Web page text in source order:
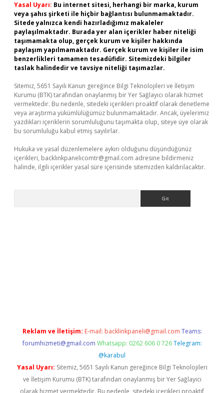
Yasal Uyarı: Bu internet sitesi, herhangi bir marka, kurum
veya şahıs şirketi ile hiçbir bağlantısı bulunmamaktadır.
Sitede yalnızca kendi hazırladığımız makaleler
paylaşılmaktadır. Burada yer alan içerikler haber niteliği
taşımamakta olup, gerçek kurum ve kişiler hakkında
paylaşım yapılmamaktadır. Gerçek kurum ve kişiler ile isim
benzerlikleri tamamen tesadüfidir. Sitemizdeki bilgiler
taslak halindedir ve tavsiye niteliği taşımazlar.
Sitemiz, 5651 Sayılı Kanun gereğince Bilgi Teknolojileri ve İletişim
Kurumu (BTK) tarafından onaylanmış bir Yer Sağlayıcı olarak hizmet
vermektedir. Bu nedenle, sitedeki içerikleri proaktif olarak denetleme
veya araştırma yükümlülüğümüz bulunmamaktadır. Ancak, üyelerimiz
yazdıkları içeriklerin sorumluluğunu taşımakta olup, siteye üye olarak
bu sorumluluğu kabul etmiş sayılırlar.
Hukuka ve yasal düzenlemelere aykırı olduğunu düşündüğünüz
içerikleri, backlinkpanelicomtr@gmail.com adresine bildirmeniz
halinde, ilgili içerikler yasal süre içerisinde sitemizden kaldırılacaktır.
Reklam ve İletişim: E-mail: backlinkpaneli@gmail.com Teams:
forumhizmeti@gmail.com Whatsapp: 0262 606 0 726 Telegram:
@karabul
Yasal Uyarı: Sitemiz, 5651 Sayılı Kanun gereğince Bilgi Teknolojileri
ve İletişim Kurumu (BTK) tarafından onaylanmış bir Yer Sağlayıcı
olarak hizmet vermektedir. Bu nedenle, sitedeki içerikleri proaktif